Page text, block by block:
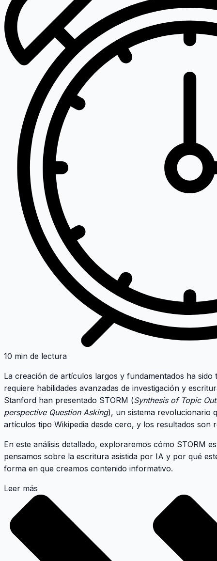
10 min de lectura
La creación de artículos largos y fundamentados ha
requiere habilidades avanzadas de investigación y
Stanford han presentado STORM (Synthesis of Topic
perspective Question Asking), un sistema revolucionario
artículos tipo Wikipedia desde cero, y los resultados son
En este análisis detallado, exploraremos cómo STORM
pensamos sobre la escritura asistida por IA y por qué
forma en que creamos contenido informativo.
Leer más